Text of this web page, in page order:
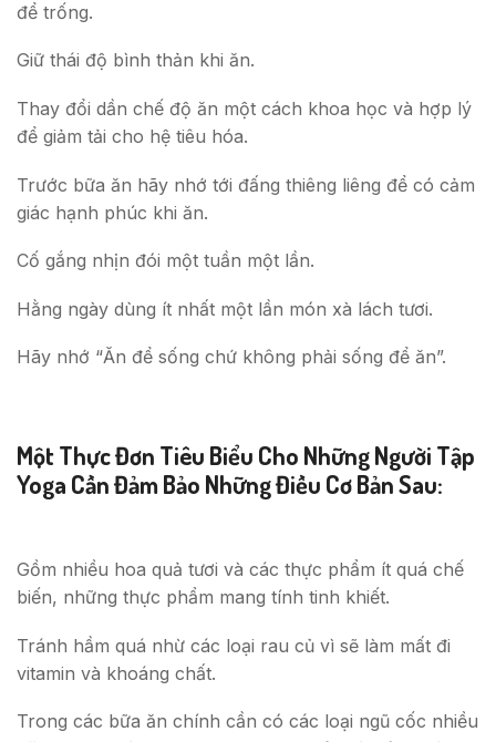
để trống.
Giữ thái độ bình thản khi ăn.
Thay đổi dần chế độ ăn một cách khoa học và hợp lý
để giảm tải cho hệ tiêu hóa.
Trước bữa ăn hãy nhớ tới đấng thiêng liêng để có cảm
giác hạnh phúc khi ăn.
Cố gắng nhịn đói một tuần một lần.
Hằng ngày dùng ít nhất một lần món xà lách tươi.
Hãy nhớ “Ăn để sống chứ không phải sống để ăn”.
Một Thực Đơn Tiêu Biểu Cho Những Người Tập
Yoga Cần Đảm Bảo Những Điều Cơ Bản Sau:
Gồm nhiều hoa quả tươi và các thực phẩm ít quá chế
biến, những thực phẩm mang tính tinh khiết.
Tránh hầm quá nhừ các loại rau củ vì sẽ làm mất đi
vitamin và khoáng chất.
Trong các bữa ăn chính cần có các loại ngũ cốc nhiều